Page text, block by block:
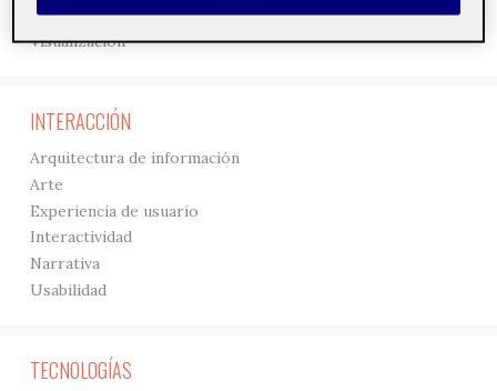
Tipografía
Visualización
INTERACCIÓN
Arquitectura de información
Arte
Experiencia de usuario
Interactividad
Narrativa
Usabilidad
TECNOLOGÍAS